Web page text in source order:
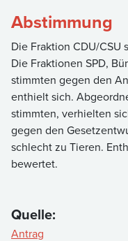
Abstimmung
Die Fraktion CDU/
Die Fraktionen SPD,
stimmten gegen den
enthielt sich.
stimmten, verhielten
gegen den
schlecht zu Tieren.
bewertet.
Quelle:
Antrag